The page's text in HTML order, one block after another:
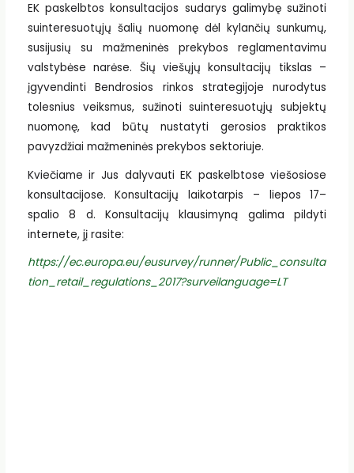
EK paskelbtos konsultacijos sudarys galimybę sužinoti
suinteresuotųjų šalių nuomonę dėl kylančių sunkumų,
susijusių su mažmeninės prekybos reglamentavimu
valstybėse narėse. Šių viešųjų konsultacijų tikslas –
įgyvendinti Bendrosios rinkos strategijoje nurodytus
tolesnius veiksmus, sužinoti suinteresuotųjų subjektų
nuomonę, kad būtų nustatyti gerosios praktikos
pavyzdžiai mažmeninės prekybos sektoriuje.
Kviečiame ir Jus dalyvauti EK paskelbtose viešosiose
konsultacijose. Konsultacijų laikotarpis – liepos 17–
spalio 8 d. Konsultacijų klausimyną galima pildyti
internete, jį rasite:
https://ec.europa.eu/eusurvey/runner/Public_consulta
tion_retail_regulations_2017?surveilanguage=LT